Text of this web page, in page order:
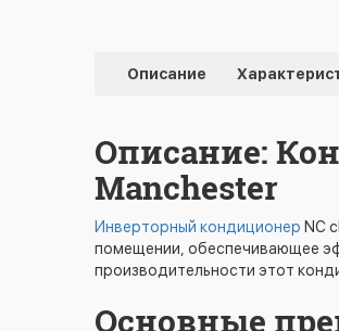
Описание
Описание:
Manchester
Инверторный кондиционер NC
помещении, обеспечивающее
производительности этот
Основные